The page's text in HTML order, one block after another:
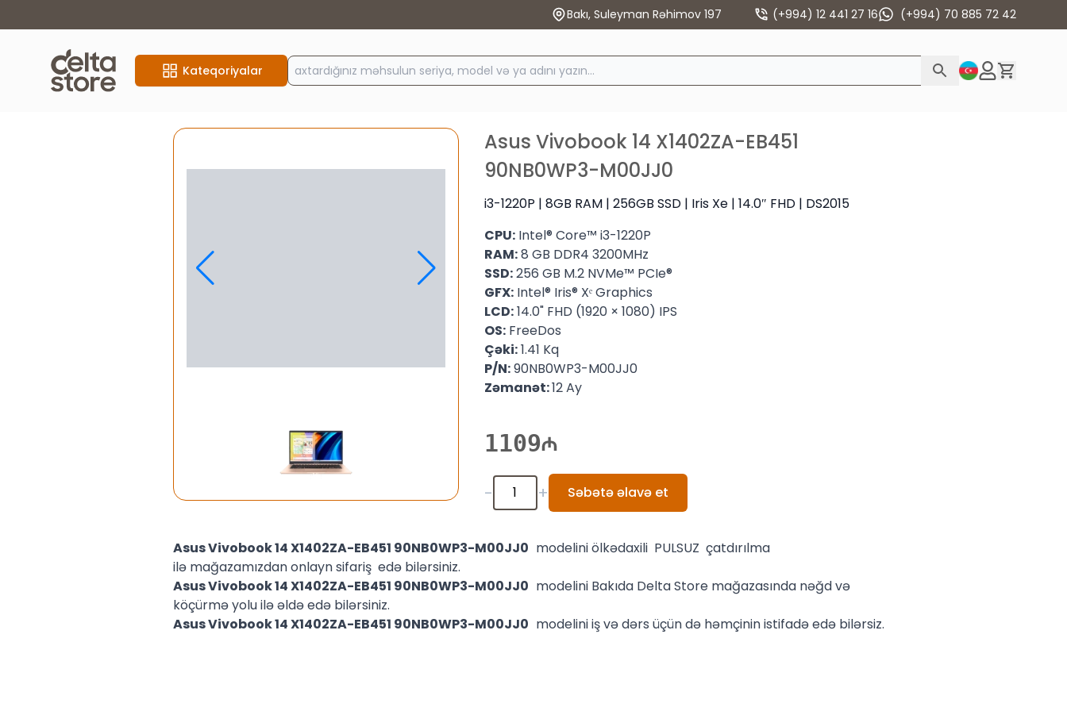
Bakı, Suleyman Rəhimov 197 (+994) 12 441 27 16 (+994) 70 885 72 42
Kateqoriyalar
Asus Vivobook 14 X1402ZA-EB451
90NB0WP3-M00JJ0
i3-1220P | 8GB RAM | 256GB SSD | Iris Xe | 14.0″ FHD | DS2015
CPU:Intel® Core™ i3-1220P
RAM:8 GB DDR4 3200MHz
SSD:256 GB M.2 NVMe™ PCIe®
GFX:Intel® Iris® Xᵉ Graphics
LCD:14.0" FHD (1920 × 1080) IPS
OS:FreeDos
Çəki:1.41 Kq
P/N:90NB0WP3-M00JJ0
Zəmanət:12 Ay
1109
- + Səbətə əlavə et
Asus Vivobook 14 X1402ZA-EB451 90NB0WP3-M00JJ0 modelini ölkədaxili PULSUZ çatdırılma
ilə mağazamızdan onlayn sifariş edə bilərsiniz.
Asus Vivobook 14 X1402ZA-EB451 90NB0WP3-M00JJ0 modelini Bakıda Delta Store mağazasında nəğd və
köçürmə yolu ilə əldə edə bilərsiniz.
Asus Vivobook 14 X1402ZA-EB451 90NB0WP3-M00JJ0 modelini iş və dərs üçün də həmçinin istifadə edə bilərsiz.